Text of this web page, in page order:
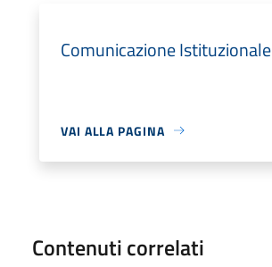
Comunicazione Istituzionale
VAI ALLA PAGINA
Contenuti correlati